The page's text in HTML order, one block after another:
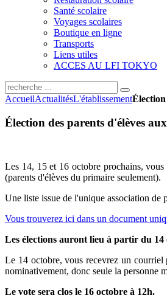
Santé scolaire
Voyages scolaires
Boutique en ligne
Transports
Liens utiles
ACCES AU LFI TOKYO
AccueilActualitésL'établissementÉlection
Élection des parents d'élèves
Les 14, 15 et 16 octobre prochains, vous
(parents d'élèves du primaire seulement).
Une liste issue de l'unique association de
Vous trouverez ici dans un document
Les élections auront lieu à partir du 14
Le 14 octobre, vous recevrez un
nominativement, donc seule la personne
Le vote sera clos le 16 octobre à 12h.